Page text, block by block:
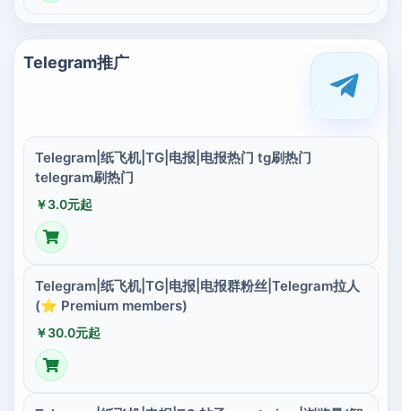
Telegram推广
Telegram|纸飞机|TG|电报|电报热门 tg刷热门
telegram刷热门
￥3.0元起
Telegram|纸飞机|TG|电报|电报群粉丝|Telegram拉人
(⭐ Premium members)
￥30.0元起